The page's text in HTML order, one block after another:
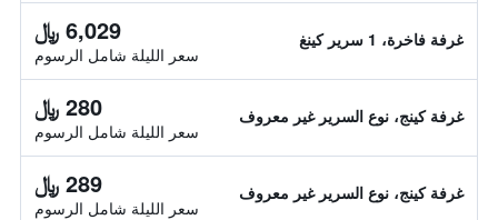
غرفة فاخرة، 1 سرير كينغ 6,029 ﷼
سعر الليلة شامل الرسوم
غرفة كينج، نوع السرير غير معروف 280 ﷼
سعر الليلة شامل الرسوم
غرفة كينج، نوع السرير غير معروف 289 ﷼
سعر الليلة شامل الرسوم